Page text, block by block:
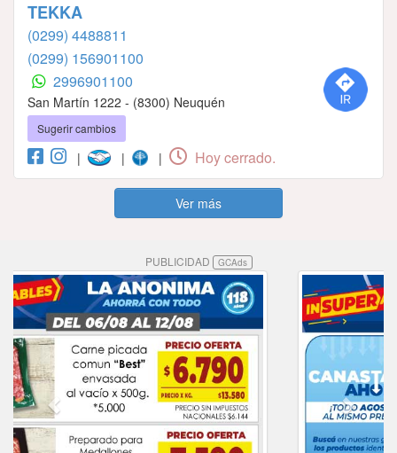
TEKKA
(0299) 4488811
(0299) 156901100
2996901100
San Martín 1222 - (8300) Neuquén
Sugerir cambios
| | | Hoy cerrado.
Ver más
PUBLICIDAD GCAds